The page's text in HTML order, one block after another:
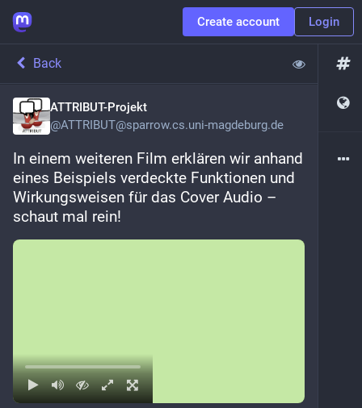
Create account Login
Back
ATTRIBUT-Projekt
@ATTRIBUT@sparrow.cs.uni-magdeburg.de
In einem weiteren Film erklären wir anhand
eines Beispiels verdeckte Funktionen und
Wirkungsweisen für das Cover Audio –
schaut mal rein!